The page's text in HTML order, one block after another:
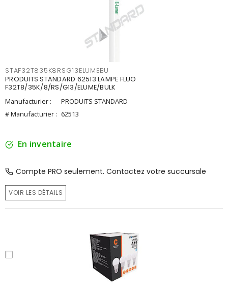
STAF32T835K8RSG13ELUMEBU
PRODUITS STANDARD 62513 LAMPE FLUO
F32T8/35K/8/RS/G13/ELUME/BULK
Manufacturier :
PRODUITS STANDARD
# Manufacturier : 62513
En inventaire
Compte PRO seulement. Contactez votre succursale
VOIR LES DÉTAILS